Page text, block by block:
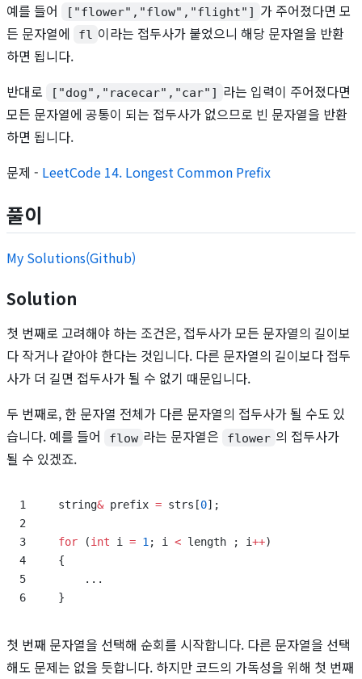
예를 들어
["flower","flow","flight"] 가 주어졌다면 모
든 문자열에
fl 이라는 접두사가 붙었으니 해당 문자열을 반환
하면 됩니다.
반대로
["dog","racecar","car"] 라는 입력이 주어졌다면
모든 문자열에 공통이 되는 접두사가 없으므로 빈 문자열을 반환
하면 됩니다.
문제 - LeetCode 14. Longest Common Prefix
풀이
My Solutions(Github)
Solution
첫 번째로 고려해야 하는 조건은, 접두사가 모든 문자열의 길이보
다 작거나 같아야 한다는 것입니다. 다른 문자열의 길이보다 접두
사가 더 길면 접두사가 될 수 없기 때문입니다.
두 번째로, 한 문자열 전체가 다른 문자열의 접두사가 될 수도 있
습니다. 예를 들어
flow 라는 문자열은 flower 의 접두사가
될 수 있겠죠.
string& prefix = strs[0];
for (int i = 1; i < length ; i++)
{
    ...
}
첫 번째 문자열을 선택해 순회를 시작합니다. 다른 문자열을 선택
해도 문제는 없을 듯합니다. 하지만 코드의 가독성을 위해 첫 번째